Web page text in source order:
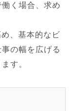
く場合、求め
、基本的なビ
の幅を広げる
す。